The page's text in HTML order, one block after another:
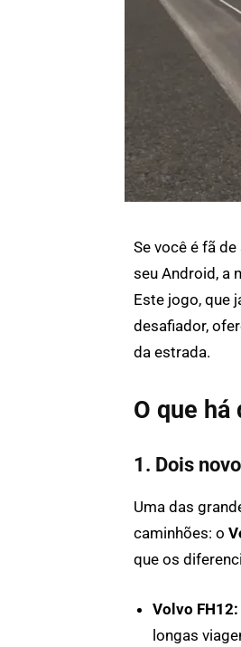
Se você é fã
seu Android, a
Este jogo, que
desafiador,
da estrada.
O que há
1. Dois
Uma das
caminhões: o
que os
Volvo FH12:
longas